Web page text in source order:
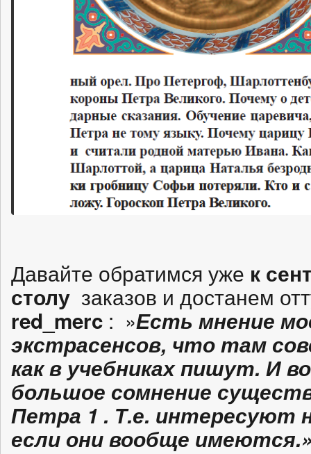
Давайте обратимся уже к
столу заказов и достанем
red_merc : »Есть мнение
экстрасенсов, что там
как в учебниках пишут. И
большое сомнение
Петра 1 . Т.е. интересуют
если они вообще